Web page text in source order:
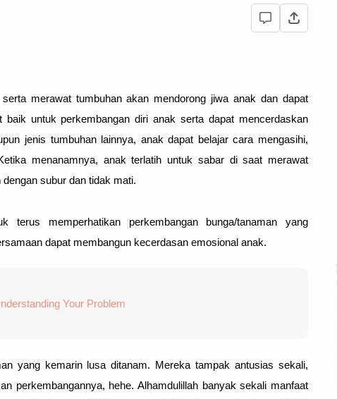
merawat tumbuhan akan mendorong jiwa anak dan dapat
baik untuk perkembangan diri anak serta dapat mencerdaskan
jenis tumbuhan lainnya, anak dapat belajar cara mengasihi,
menanamnya, anak terlatih untuk sabar di saat merawat
subur dan tidak mati.
terus memperhatikan perkembangan bunga/tanaman yang
dapat membangun kecerdasan emosional anak.
Your Problem
yang kemarin lusa ditanam. Mereka tampak antusias sekali,
perkembangannya, hehe. Alhamdulillah banyak sekali manfaat